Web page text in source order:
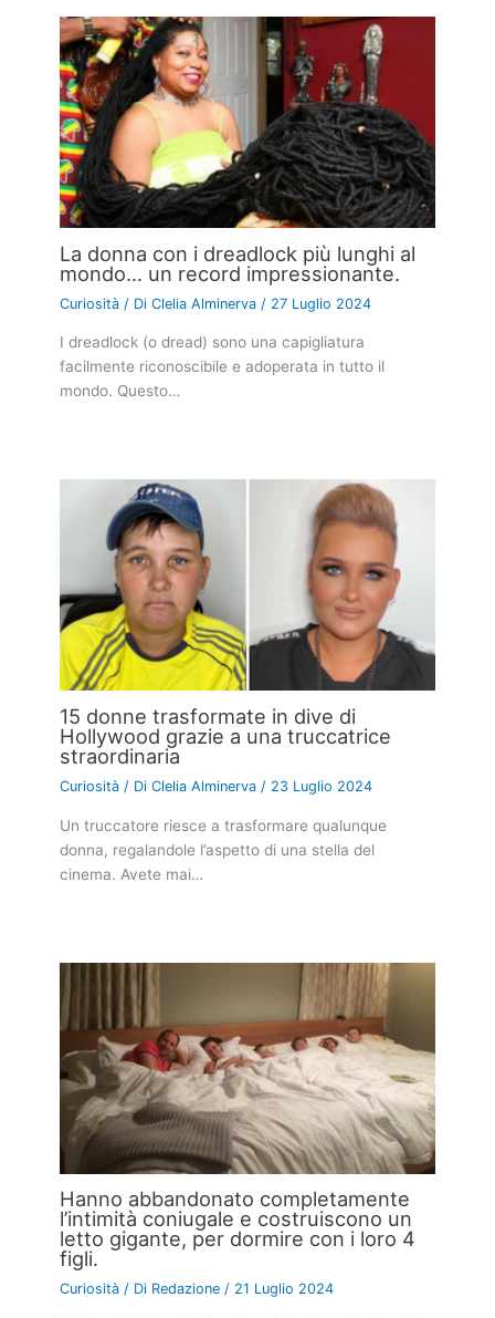
La donna con i dreadlock più lunghi al
mondo… un record impressionante.
Curiosità / DiClelia Alminerva / 27 Luglio 2024
I dreadlock (o dread) sono una capigliatura
facilmente riconoscibile e adoperata in tutto il
mondo. Questo…
15 donne trasformate in dive di
Hollywood grazie a una truccatrice
straordinaria
Curiosità / DiClelia Alminerva/ 23 Luglio 2024
Un truccatore riesce a trasformare qualunque
donna, regalandole l’aspetto di una stella del
cinema. Avete mai…
Hanno abbandonato completamente
l’intimità coniugale e costruiscono un
letto gigante, per dormire con i loro 4
figli.
Curiosità / Di Redazione/ 21 Luglio 2024